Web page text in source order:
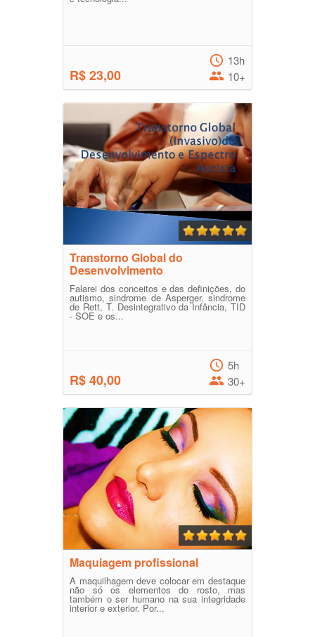
R$ 23,00
13h
10+
Transtorno Global do
Desenvolvimento
Falarei dos conceitos e das definições, do
autismo, sindrome de Asperger, sindrome
de Rett, T. Desintegrativo da Infância, TID
- SOE e os...
R$ 40,00
5h
30+
Maquiagem profissional
A maquilhagem deve colocar em destaque
não só os elementos do rosto, mas
também o ser humano na sua integridade
interior e exterior. Por...